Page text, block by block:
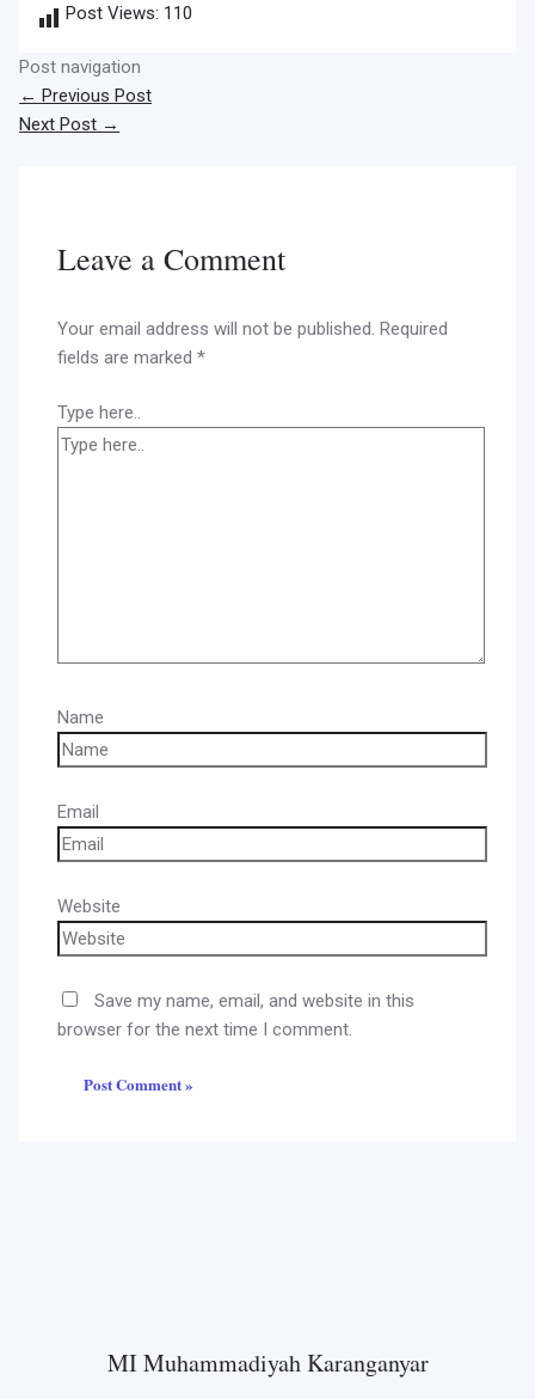
Post Views: 110
Post navigation
← Previous Post
Next Post →
Leave a Comment
Your email address will not be published. Required
fields are marked*
Type here..
Name
Email
Website
Save my name, email, and website in this
browser for the next time I comment.
MI Muhammadiyah Karanganyar